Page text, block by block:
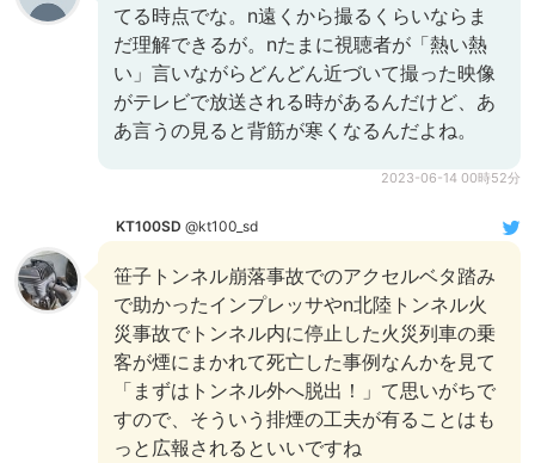
てる時点でな。n遠くから撮るくらいならま
だ理解できるが。nたまに視聴者が「熱い熱
い」言いながらどんどん近づいて撮った映像
がテレビで放送される時があるんだけど、あ
あ言うの見ると背筋が寒くなるんだよね。
2023-06-14 00時52分
KT100SD @kt100_sd
笹子トンネル崩落事故でのアクセルベタ踏み
で助かったインプレッサやn北陸トンネル火
災事故でトンネル内に停止した火災列車の乗
客が煙にまかれて死亡した事例なんかを見て
「まずはトンネル外へ脱出！」て思いがちで
すので、そういう排煙の工夫が有ることはも
っと広報されるといいですね